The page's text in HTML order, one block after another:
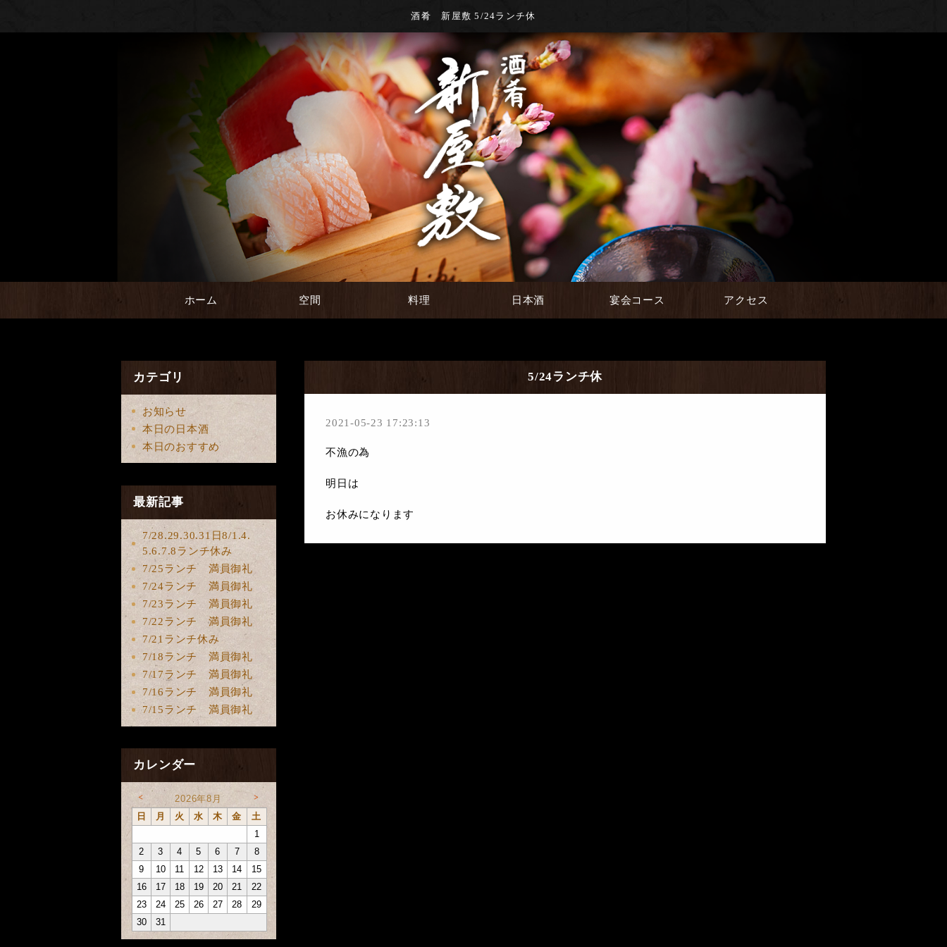
酒肴 新屋敷 5/24ランチ休
ホーム 空間 料理 日本酒 宴会コース アクセス
カテゴリ
お知らせ
本日の日本酒
本日のおすすめ
最新記事
7/28.29.30.31日8/1.4.
5.6.7.8ランチ休み
7/25ランチ 満員御礼
7/24ランチ 満員御礼
7/23ランチ 満員御礼
7/22ランチ 満員御礼
7/21ランチ休み
7/18ランチ 満員御礼
7/17ランチ 満員御礼
7/16ランチ 満員御礼
7/15ランチ 満員御礼
カレンダー
< 2026年8月 >
日 月 火 水 木 金
土
1
2
3 4 5 6 7
8
9
10 11 12 13 14
15
16
17 18 19 20 21
22
23
24 25 26 27 28
29
30
31
5/24ランチ休
2021-05-23 17:23:13
不漁の為
明日は
お休みになります